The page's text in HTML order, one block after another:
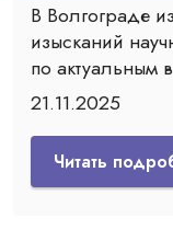
В Волгограде
изысканий
по актуальным
21.11.2025
Читать